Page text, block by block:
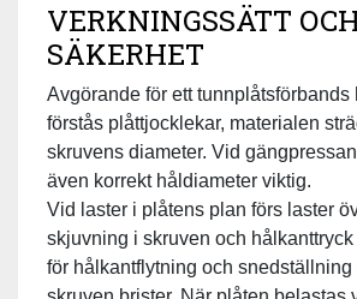
VERKNINGSSÄTT
SÄKERHET
Avgörande för ett tunnplåtsförbands
förstås plåttjocklekar, materialen
skruvens diameter. Vid
även korrekt håldiameter viktig.
Vid laster i plåtens plan förs laster
skjuvning i skruven och
för hålkantflytning och snedställning